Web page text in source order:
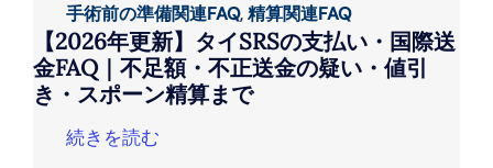
手術前の準備関連FAQ,精算関連FAQ
【2026年更新】タイSRSの支払い・国際送
金FAQ｜不足額・不正送金の疑い・値引
き・スポーン精算まで
続きを読む